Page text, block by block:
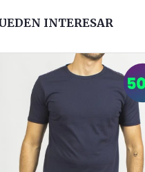
INTERESAR